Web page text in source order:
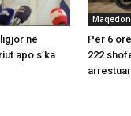
në
apo s’ka
Për 6
222
arrestuar